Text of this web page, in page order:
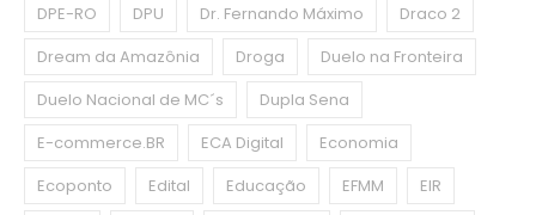
DPE-RO
DPU Dr. Fernando Máximo
Draco 2
Dream da Amazônia
Droga
Duelo na Fronteira
Duelo Nacional de MC´s
Dupla Sena
E-commerce.BR
ECA Digital
Economia
Ecoponto
Edital Educação EFMM
EIR